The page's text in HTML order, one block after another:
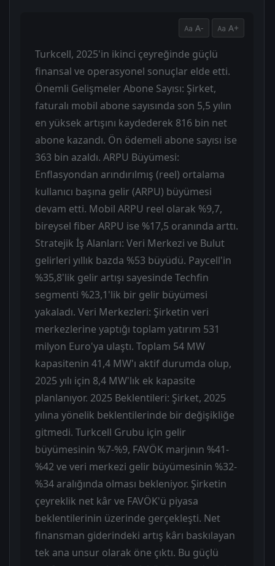
A- A+
Turkcell, 2025'in ikinci çeyreğinde güçlü
finansal ve operasyonel sonuçlar elde etti.
Önemli Gelişmeler Abone Sayısı: Şirket,
faturalı mobil abone sayısında son 5,5 yılın
en yüksek artışını kaydederek 816 bin net
abone kazandı. Ön ödemeli abone sayısı ise
363 bin azaldı. ARPU Büyümesi:
Enflasyondan arındırılmış (reel) ortalama
kullanıcı başına gelir (ARPU) büyümesi
devam etti. Mobil ARPU reel olarak %9,7,
bireysel fiber ARPU ise %17,5 oranında arttı.
Stratejik İş Alanları: Veri Merkezi ve Bulut
gelirleri yıllık bazda %53 büyüdü. Paycell'in
%35,8'lik gelir artışı sayesinde Techfin
segmenti %23,1'lik bir gelir büyümesi
yakaladı. Veri Merkezleri: Şirketin veri
merkezlerine yaptığı toplam yatırım 531
milyon Euro'ya ulaştı. Toplam 54 MW
kapasitenin 41,4 MW'ı aktif durumda olup,
2025 yılı için 8,4 MW'lık ek kapasite
planlanıyor. 2025 Beklentileri: Şirket, 2025
yılına yönelik beklentilerinde bir değişikliğe
gitmedi. Turkcell Grubu için gelir
büyümesinin %7-%9, FAVÖK marjının %41-
%42 ve veri merkezi gelir büyümesinin %32-
%34 aralığında olması bekleniyor. Şirketin
çeyreklik net kâr ve FAVÖK'ü piyasa
beklentilerinin üzerinde gerçekleşti. Net
finansman giderindeki artış kârı baskılayan
tek ana unsur olarak öne çıktı. Bu güçlü